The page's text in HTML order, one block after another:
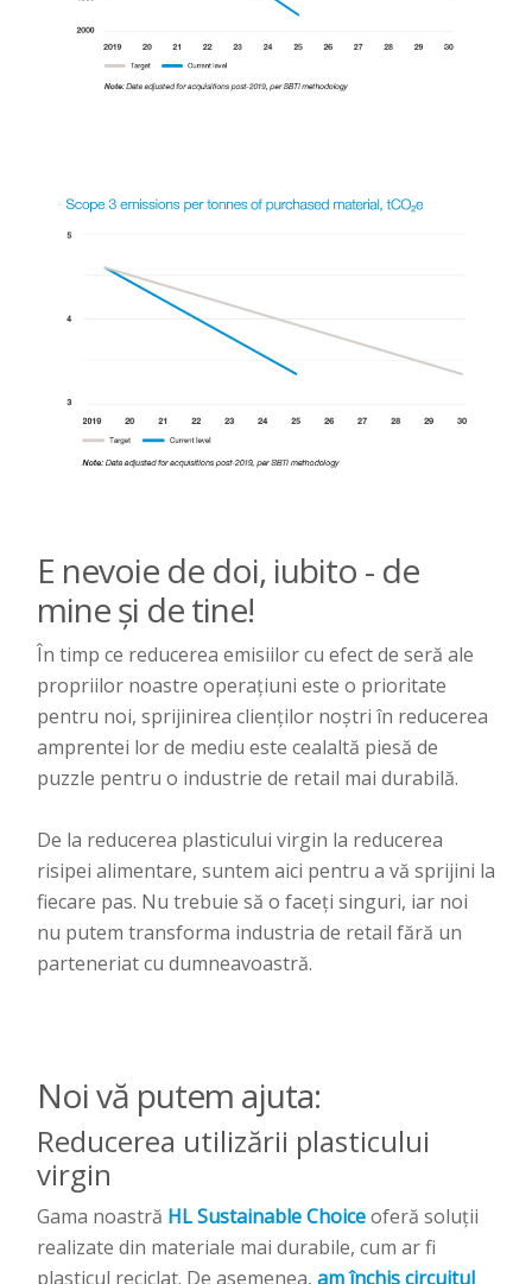
E nevoie de doi, iubito - de
mine și de tine!
În timp ce reducerea emisiilor cu efect de seră ale
propriilor noastre operațiuni este o prioritate
pentru noi, sprijinirea clienților noștri în reducerea
amprentei lor de mediu este cealaltă piesă de
puzzle pentru o industrie de retail mai durabilă.
De la reducerea plasticului virgin la reducerea
risipei alimentare, suntem aici pentru a vă sprijini la
fiecare pas. Nu trebuie să o faceți singuri, iar noi
nu putem transforma industria de retail fără un
parteneriat cu dumneavoastră.
Noi vă putem ajuta:
Reducerea utilizării plasticului
virgin
Gama noastră HL Sustainable Choiceoferă soluții
realizate din materiale mai durabile, cum ar fi
plasticul reciclat. De asemenea, am închis circuitul